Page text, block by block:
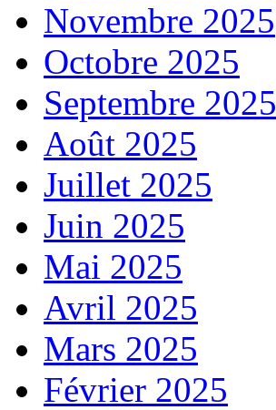
Novembre 2025
Octobre 2025
Septembre 2025
Août 2025
Juillet 2025
Juin 2025
Mai 2025
Avril 2025
Mars 2025
Février 2025